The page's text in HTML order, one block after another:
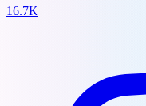
16.7K